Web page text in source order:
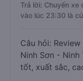
Trả lời: Chuyến xe
vào lúc 23:30 là
Câu hỏi:
Ninh Sơn -
tốt, xuất sắc,